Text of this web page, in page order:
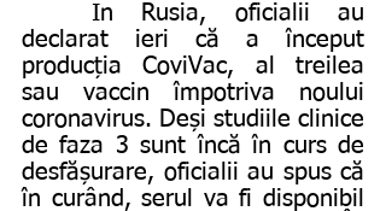
declarat ieri că a început
producția CoviVac, al treilea
sau vaccin împotriva noului
coronavirus. Deși studiile clinice
de faza 3 sunt încă în curs de
desfășurare, oficialii au spus că
în curând, serul va fi disponibil